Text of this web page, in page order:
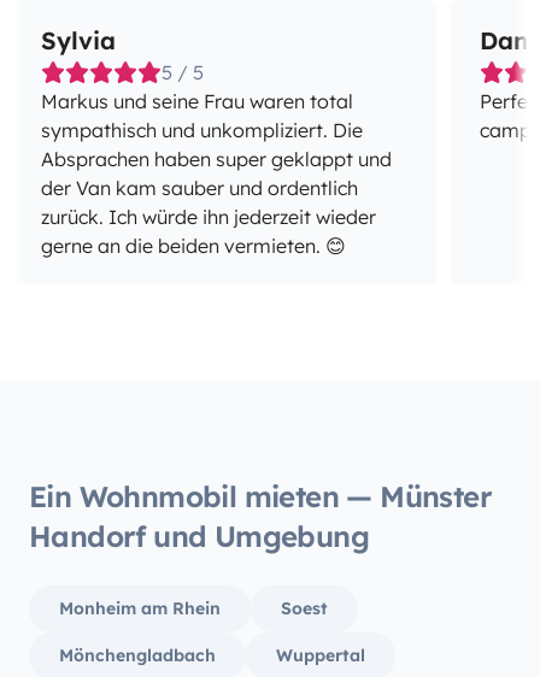
Sylvia
5 / 5
Markus und seine Frau waren total
sympathisch und unkompliziert. Die
Absprachen haben super geklappt und
der Van kam sauber und ordentlich
zurück. Ich würde ihn jederzeit wieder
gerne an die beiden vermieten. 😊
Ein Wohnmobil mieten — Münster
Handorf und Umgebung
Monheim am Rhein Soest
Mönchengladbach Wuppertal